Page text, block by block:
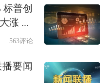
标普创
涨 ...
563评论
要闻